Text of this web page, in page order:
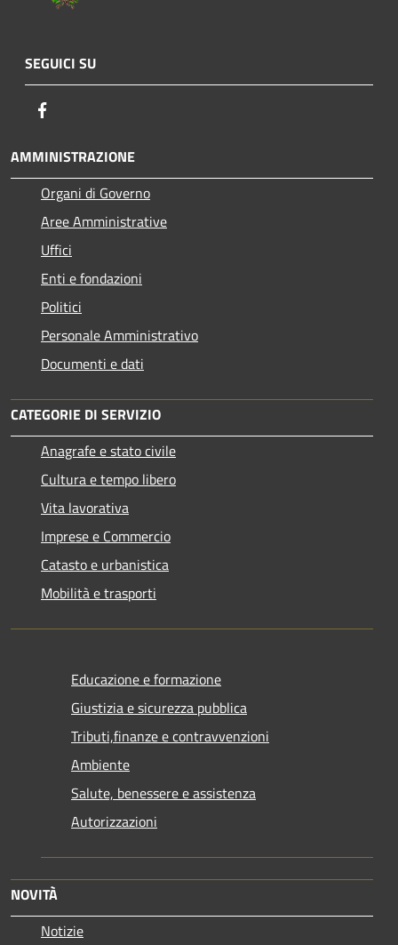
SEGUICI SU
AMMINISTRAZIONE
Organi di Governo
Aree Amministrative
Uffici
Enti e fondazioni
Politici
Personale Amministrativo
Documenti e dati
CATEGORIE DI SERVIZIO
Anagrafe e stato civile
Cultura e tempo libero
Vita lavorativa
Imprese e Commercio
Catasto e urbanistica
Mobilità e trasporti
Educazione e formazione
Giustizia e sicurezza pubblica
Tributi,finanze e contravvenzioni
Ambiente
Salute, benessere e assistenza
Autorizzazioni
NOVITÀ
Notizie